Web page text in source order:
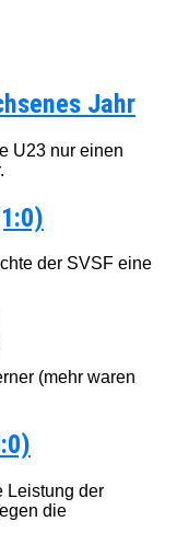
Jahr
U23 nur einen
der SVSF eine
(mehr waren
Leistung der
die